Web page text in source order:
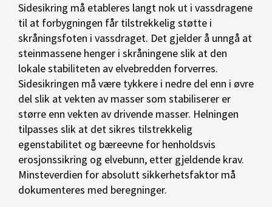
Sidesikring må etableres langt nok ut i vassdragene
til at forbygningen får tilstrekkelig støtte i
skråningsfoten i vassdraget. Det gjelder å unngå at
steinmassene henger i skråningene slik at den
lokale stabiliteten av elvebredden forverres.
Sidesikringen må være tykkere i nedre del enn i øvre
del slik at vekten av masser som stabiliserer er
større enn vekten av drivende masser. Helningen
tilpasses slik at det sikres tilstrekkelig
egenstabilitet og bæreevne for henholdsvis
erosjonssikring og elvebunn, etter gjeldende krav.
Minsteverdien for absolutt sikkerhetsfaktor må
dokumenteres med beregninger.